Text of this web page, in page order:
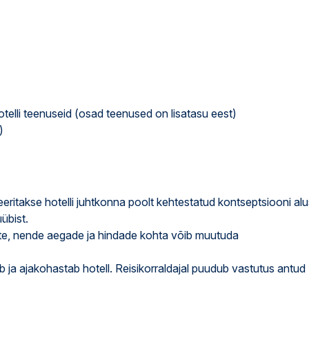
teenuseid (osad teenused on lisatasu eest)
hotelli juhtkonna poolt kehtestatud kontseptsiooni
nende aegade ja hindade kohta võib muutuda
ajakohastab hotell. Reisikorraldajal puudub vastutus antud